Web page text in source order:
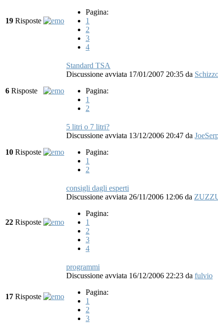
19 Risposte
Pagina:
1
2
3
4
6 Risposte
Standard TSA
Discussione avviata 17/01/2007 20:35 da
Pagina:
1
2
10 Risposte
5 litri o 7 litri?
Discussione avviata 13/12/2006 20:47 da
Pagina:
1
2
22 Risposte
consigli dagli esperti
Discussione avviata 26/11/2006 12:06 da
Pagina:
1
2
3
4
17 Risposte
programmi
Discussione avviata 16/12/2006 22:23 da fulvio
Pagina:
1
2
3